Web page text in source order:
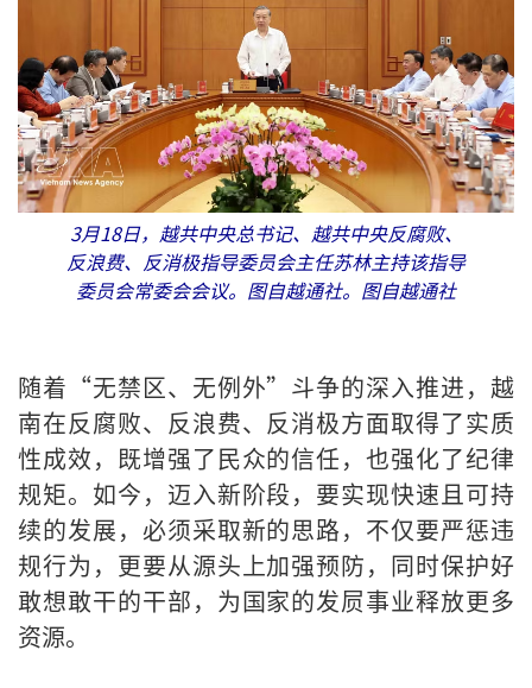
3月18日，越共中央总书记、越共中央反腐败、
反浪费、反消极指导委员会主任苏林主持该指导
委员会常委会会议。图自越通社。图自越通社
随着“无禁区、无例外”斗争的深入推进，越
南在反腐败、反浪费、反消极方面取得了实质
性成效，既增强了民众的信任，也强化了纪律
规矩。如今，迈入新阶段，要实现快速且可持
续的发展，必须采取新的思路，不仅要严惩违
规行为，更要从源头上加强预防，同时保护好
敢想敢干的干部，为国家的发屃事业释放更多
资源。